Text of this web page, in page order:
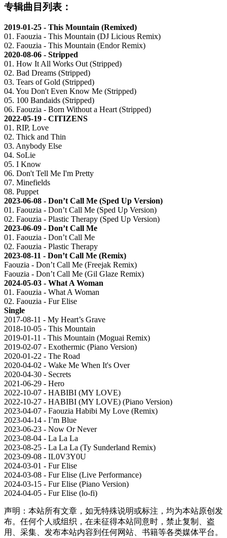
专辑曲目列表：
2019-01-25 - This Mountain (Remixed)
01. Faouzia - This Mountain (DJ Licious Remix)
02. Faouzia - This Mountain (Endor Remix)
2020-08-06 - Stripped
01. How It All Works Out (Stripped)
02. Bad Dreams (Stripped)
03. Tears of Gold (Stripped)
04. You Don't Even Know Me (Stripped)
05. 100 Bandaids (Stripped)
06. Faouzia - Born Without a Heart (Stripped)
2022-05-19 - CITIZENS
01. RIP, Love
02. Thick and Thin
03. Anybody Else
04. SoLie
05. I Know
06. Don't Tell Me I'm Pretty
07. Minefields
08. Puppet
2023-06-08 - Don’t Call Me (Sped Up Version)
01. Faouzia - Don’t Call Me (Sped Up Version)
02. Faouzia - Plastic Therapy (Sped Up Version)
2023-06-09 - Don’t Call Me
01. Faouzia - Don’t Call Me
02. Faouzia - Plastic Therapy
2023-08-11 - Don’t Call Me (Remix)
Faouzia - Don’t Call Me (Freejak Remix)
Faouzia - Don’t Call Me (Gil Glaze Remix)
2024-05-03 - What A Woman
01. Faouzia - What A Woman
02. Faouzia - Fur Elise
Single
2017-08-11 - My Heart’s Grave
2018-10-05 - This Mountain
2019-01-11 - This Mountain (Moguai Remix)
2019-02-07 - Exothermic (Piano Version)
2020-01-22 - The Road
2020-04-02 - Wake Me When It's Over
2020-04-30 - Secrets
2021-06-29 - Hero
2022-10-07 - HABIBI (MY LOVE)
2022-10-27 - HABIBI (MY LOVE) (Piano Version)
2023-04-07 - Faouzia Habibi My Love (Remix)
2023-04-14 - I’m Blue
2023-06-23 - Now Or Never
2023-08-04 - La La La
2023-08-25 - La La La (Ty Sunderland Remix)
2023-09-08 - IL0V3Y0U
2024-03-01 - Fur Elise
2024-03-08 - Fur Elise (Live Performance)
2024-03-15 - Fur Elise (Piano Version)
2024-04-05 - Fur Elise (lo-fi)
声明：本站所有文章，如无特殊说明或标注，均为本站原创发
布。任何个人或组织，在未征得本站同意时，禁止复制、盗
用、采集、发布本站内容到任何网站、书籍等各类媒体平台。